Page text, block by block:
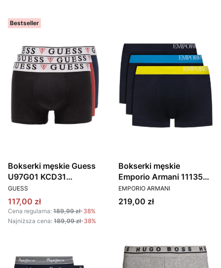
Bestseller
Bokserki męskie Guess
U97G01 KCD31
kolorowy
PRODUCENT
GUESS
Cena promocyjna
117,00 zł
Cena regularna: 189,99 zł-38%
Najniższa cena: 189,99 zł-38%
Bokserki męskie
Emporio Armani 111357
CS713 64135 Granatowe
3-pack
PRODUCENT
EMPORIO ARMANI
Cena
219,00 zł